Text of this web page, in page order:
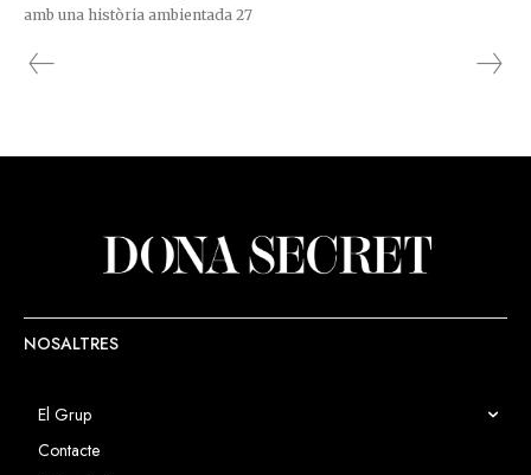
amb una història ambientada 27
NOSALTRES
El Grup
Contacte